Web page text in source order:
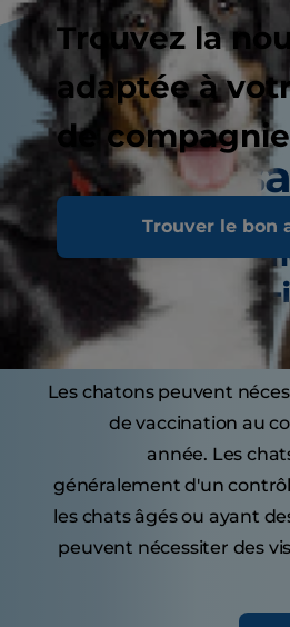
Trouvez la
adaptée à
de compagnie
Trouver le bon
Conseils
À quelle
Les chatons peuvent
de vaccination au
année. Les
généralement d'un
les chats âgés ou ayant
peuvent nécessiter des